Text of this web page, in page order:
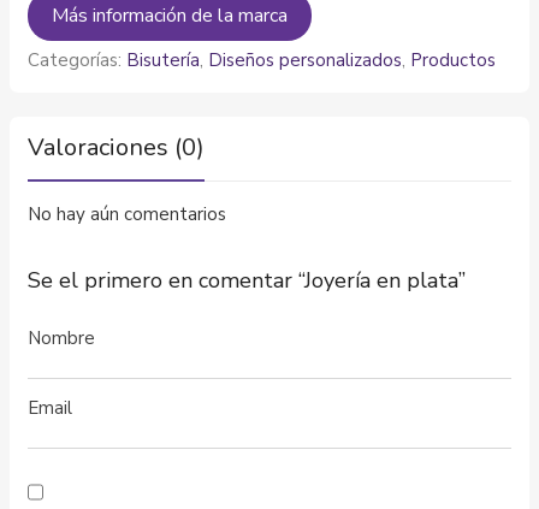
Más información de la marca
Categorías: Bisutería, Diseños personalizados, Productos
Valoraciones (0)
No hay aún comentarios
Se el primero en comentar “Joyería en plata”